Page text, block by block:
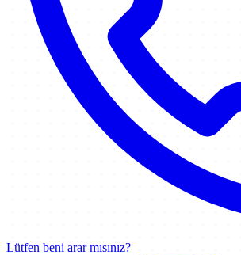
Lütfen beni arar mısınız?